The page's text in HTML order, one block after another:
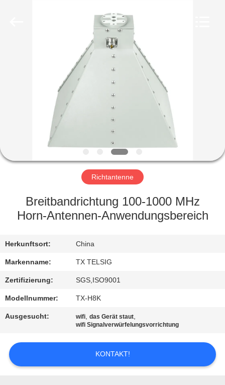
PRODUKTE
FABRIK-
QUALITÄTSKONTROLLE
TRETEN
SIE
MIT
UNS
IN
VERBINDUNG
NACHRICHTEN
Richtantenne
Breitbandrichtung 100-1000 MHz
Horn-Antennen-Anwendungsbereich
Herkunftsort: China
Markenname: TX TELSIG
Zertifizierung: SGS,ISO9001
Modellnummer: TX-H8K
Ausgesucht: wifi,das Gerät staut,
wifi Signalverwürfelungsvorrichtung
KONTAKT!